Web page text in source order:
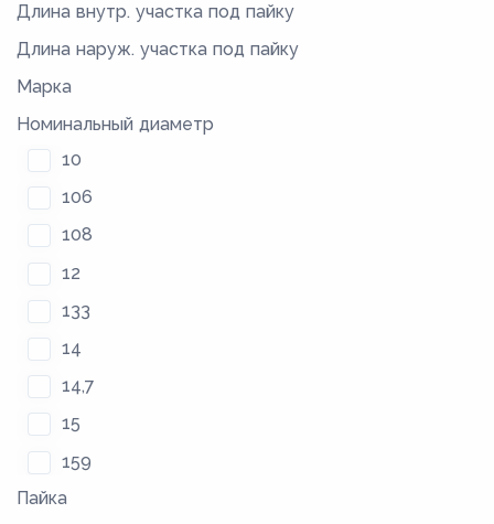
Длина внутр. участка под пайку
Длина наруж. участка под пайку
Марка
Номинальный диаметр
10
106
108
12
133
14
14,7
15
159
16
Пайка